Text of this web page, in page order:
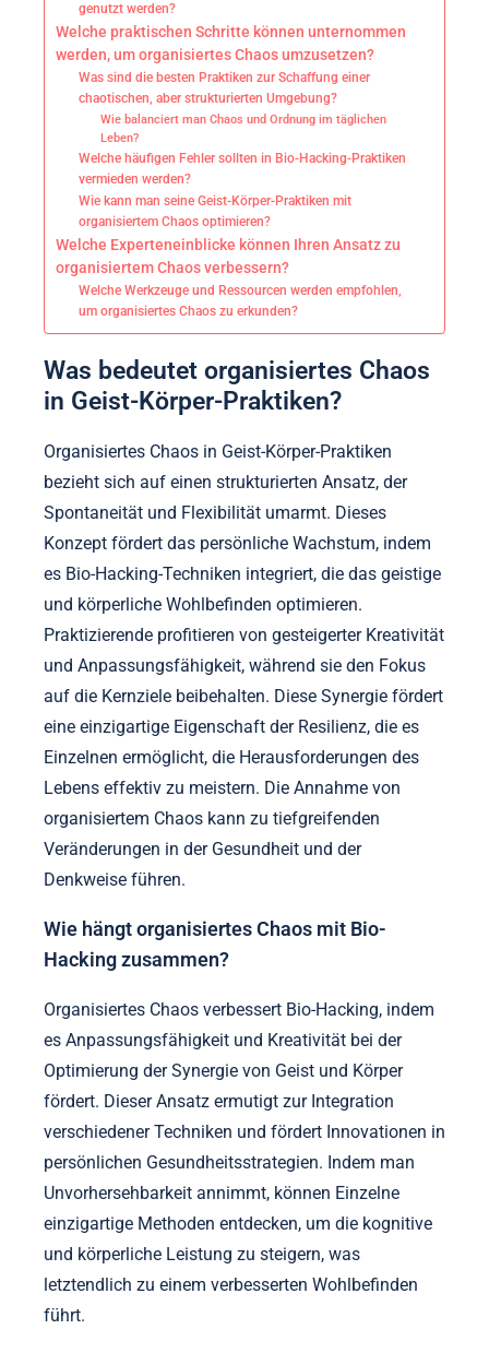
genutzt werden?
Welche praktischen Schritte können unternommen
werden, um organisiertes Chaos umzusetzen?
Was sind die besten Praktiken zur Schaffung einer
chaotischen, aber strukturierten Umgebung?
Wie balanciert man Chaos und Ordnung im täglichen
Leben?
Welche häufigen Fehler sollten in Bio-Hacking-Praktiken
vermieden werden?
Wie kann man seine Geist-Körper-Praktiken mit
organisiertem Chaos optimieren?
Welche Experteneinblicke können Ihren Ansatz zu
organisiertem Chaos verbessern?
Welche Werkzeuge und Ressourcen werden empfohlen,
um organisiertes Chaos zu erkunden?
Was bedeutet organisiertes Chaos
in Geist-Körper-Praktiken?
Organisiertes Chaos in Geist-Körper-Praktiken
bezieht sich auf einen strukturierten Ansatz, der
Spontaneität und Flexibilität umarmt. Dieses
Konzept fördert das persönliche Wachstum, indem
es Bio-Hacking-Techniken integriert, die das geistige
und körperliche Wohlbefinden optimieren.
Praktizierende profitieren von gesteigerter Kreativität
und Anpassungsfähigkeit, während sie den Fokus
auf die Kernziele beibehalten. Diese Synergie fördert
eine einzigartige Eigenschaft der Resilienz, die es
Einzelnen ermöglicht, die Herausforderungen des
Lebens effektiv zu meistern. Die Annahme von
organisiertem Chaos kann zu tiefgreifenden
Veränderungen in der Gesundheit und der
Denkweise führen.
Wie hängt organisiertes Chaos mit Bio-
Hacking zusammen?
Organisiertes Chaos verbessert Bio-Hacking, indem
es Anpassungsfähigkeit und Kreativität bei der
Optimierung der Synergie von Geist und Körper
fördert. Dieser Ansatz ermutigt zur Integration
verschiedener Techniken und fördert Innovationen in
persönlichen Gesundheitsstrategien. Indem man
Unvorhersehbarkeit annimmt, können Einzelne
einzigartige Methoden entdecken, um die kognitive
und körperliche Leistung zu steigern, was
letztendlich zu einem verbesserten Wohlbefinden
führt.